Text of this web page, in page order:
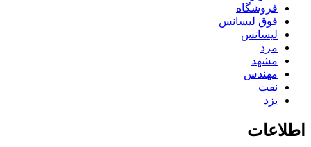
فروشگاه
فوق لیسانس
لیسانس
مرد
مشهد
مهندس
نفت
یزد
اطلاعات